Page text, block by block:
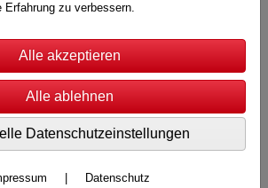
Erfahrung zu verbessern.
Datenschutzeinstellungen
Datenschutz